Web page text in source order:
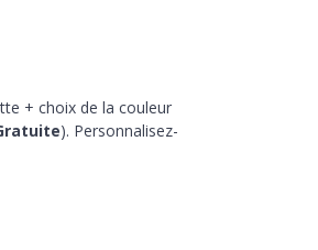
+ choix de la couleur
). Personnalisez-